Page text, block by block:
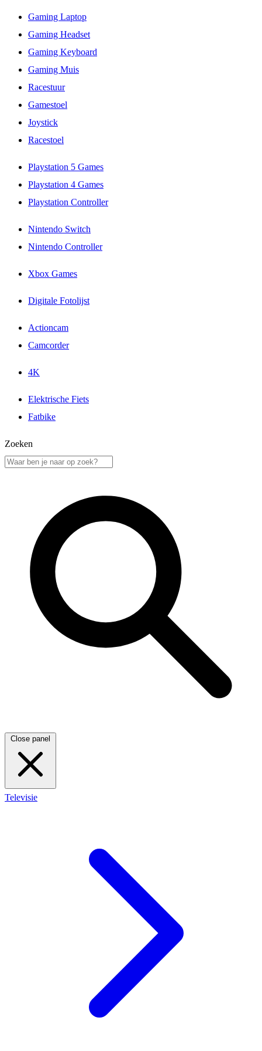
Gaming Laptop
Gaming Headset
Gaming Keyboard
Gaming Muis
Racestuur
Gamestoel
Joystick
Racestoel
Playstation 5 Games
Playstation 4 Games
Playstation Controller
Nintendo Switch
Nintendo Controller
Xbox Games
Digitale Fotolijst
Actioncam
Camcorder
4K
Elektrische Fiets
Fatbike
Zoeken
Close panel
Televisie